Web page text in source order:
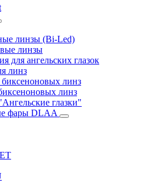
линзы (Bi-Led)
линзы
для ангельских глазок
линз
линз
линз
глазки"
фары DLAA